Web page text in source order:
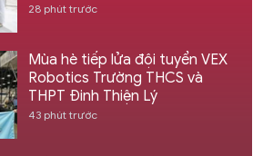
28 phút trước
Mùa hè tiếp lửa đội tuyển VEX
Robotics Trường THCS và
THPT Đinh Thiện Lý
43 phút trước